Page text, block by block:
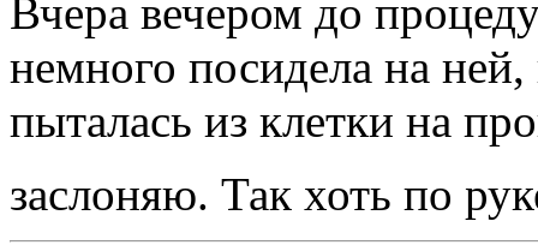
Вчера вечером до
немного посидела на
пыталась из клетки на
заслоняю. Так хоть по